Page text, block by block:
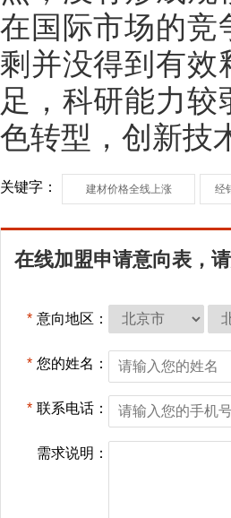
在国际市场的竞
剩并没得到有效
足，科研能力
色转型，创新技
关键字： 建材价格全线上涨 经
在线加盟申请意向表，
* 意向地区：
* 您的姓名：
* 联系电话：
需求说明：